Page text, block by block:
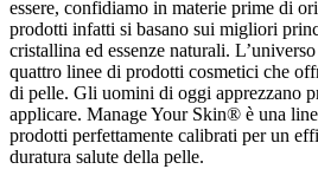
essere, confidiamo in materie prime di
prodotti infatti si basano sui migliori
cristallina ed essenze naturali.
quattro linee di prodotti cosmetici che
di pelle. Gli uomini di oggi apprezzano
applicare. Manage Your Skin® è una
prodotti perfettamente calibrati per un
duratura salute della pelle.